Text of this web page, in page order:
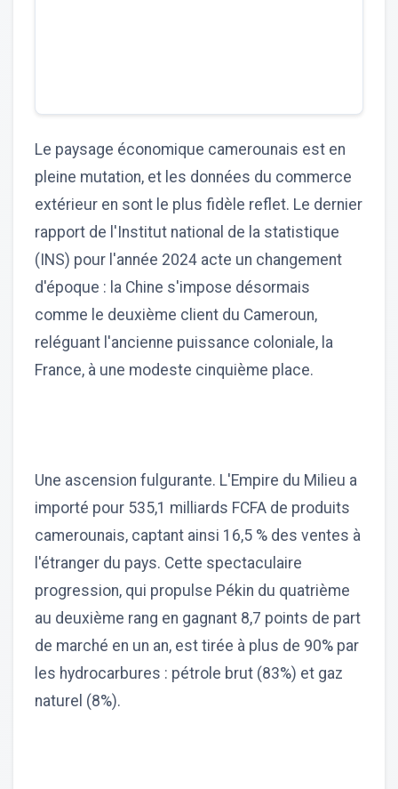
Le paysage économique camerounais est en
pleine mutation, et les données du commerce
extérieur en sont le plus fidèle reflet. Le dernier
rapport de l'Institut national de la statistique
(INS) pour l'année 2024 acte un changement
d'époque : la Chine s'impose désormais
comme le deuxième client du Cameroun,
reléguant l'ancienne puissance coloniale, la
France, à une modeste cinquième place.
Une ascension fulgurante. L'Empire du Milieu a
importé pour 535,1 milliards FCFA de produits
camerounais, captant ainsi 16,5 % des ventes à
l'étranger du pays. Cette spectaculaire
progression, qui propulse Pékin du quatrième
au deuxième rang en gagnant 8,7 points de part
de marché en un an, est tirée à plus de 90% par
les hydrocarbures : pétrole brut (83%) et gaz
naturel (8%).